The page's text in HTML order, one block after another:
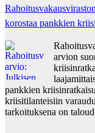
korostaa pankkien
arvion
pankkien
kriisitilanteisiin
tarkoituksena on